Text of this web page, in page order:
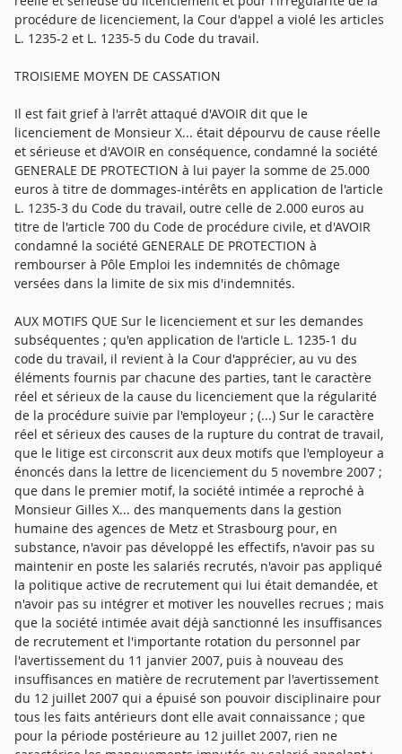
procédure de licenciement, la Cour d'appel a violé les articles
L. 1235-2 et L. 1235-5 du Code du travail.
TROISIEME MOYEN DE CASSATION
Il est fait grief à l'arrêt attaqué d'AVOIR dit que le
licenciement de Monsieur X... était dépourvu de cause réelle
et sérieuse et d'AVOIR en conséquence, condamné la société
GENERALE DE PROTECTION à lui payer la somme de 25.000
euros à titre de dommages-intérêts en application de l'article
L. 1235-3 du Code du travail, outre celle de 2.000 euros au
titre de l'article 700 du Code de procédure civile, et d'AVOIR
condamné la société GENERALE DE PROTECTION à
rembourser à Pôle Emploi les indemnités de chômage
versées dans la limite de six mis d'indemnités.
AUX MOTIFS QUE Sur le licenciement et sur les demandes
subséquentes ; qu'en application de l'article L. 1235-1 du
code du travail, il revient à la Cour d'apprécier, au vu des
éléments fournis par chacune des parties, tant le caractère
réel et sérieux de la cause du licenciement que la régularité
de la procédure suivie par l'employeur ; (...) Sur le caractère
réel et sérieux des causes de la rupture du contrat de travail,
que le litige est circonscrit aux deux motifs que l'employeur a
énoncés dans la lettre de licenciement du 5 novembre 2007 ;
que dans le premier motif, la société intimée a reproché à
Monsieur Gilles X... des manquements dans la gestion
humaine des agences de Metz et Strasbourg pour, en
substance, n'avoir pas développé les effectifs, n'avoir pas su
maintenir en poste les salariés recrutés, n'avoir pas appliqué
la politique active de recrutement qui lui était demandée, et
n'avoir pas su intégrer et motiver les nouvelles recrues ; mais
que la société intimée avait déjà sanctionné les insuffisances
de recrutement et l'importante rotation du personnel par
l'avertissement du 11 janvier 2007, puis à nouveau des
insuffisances en matière de recrutement par l'avertissement
du 12 juillet 2007 qui a épuisé son pouvoir disciplinaire pour
tous les faits antérieurs dont elle avait connaissance ; que
pour la période postérieure au 12 juillet 2007, rien ne